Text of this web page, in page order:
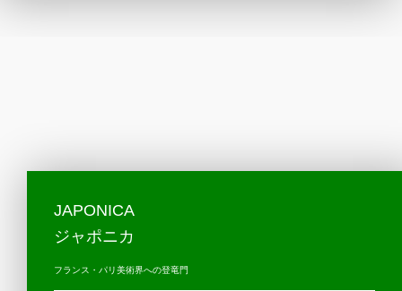
JAPONICA
ジャポニカ
フランス・パリ美術界への登竜門